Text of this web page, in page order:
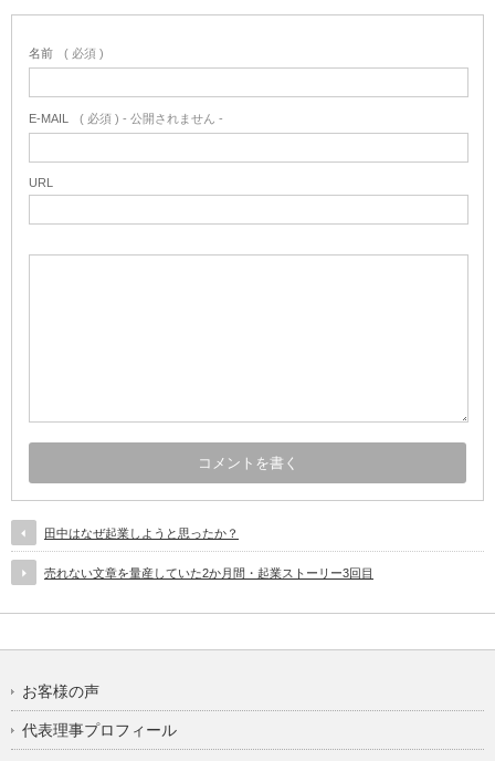
名前 ( 必須 )
E-MAIL ( 必須 ) - 公開されません -
URL
田中はなぜ起業しようと思ったか？
売れない文章を量産していた2か月間・起業ストーリー3回目
お客様の声
代表理事プロフィール